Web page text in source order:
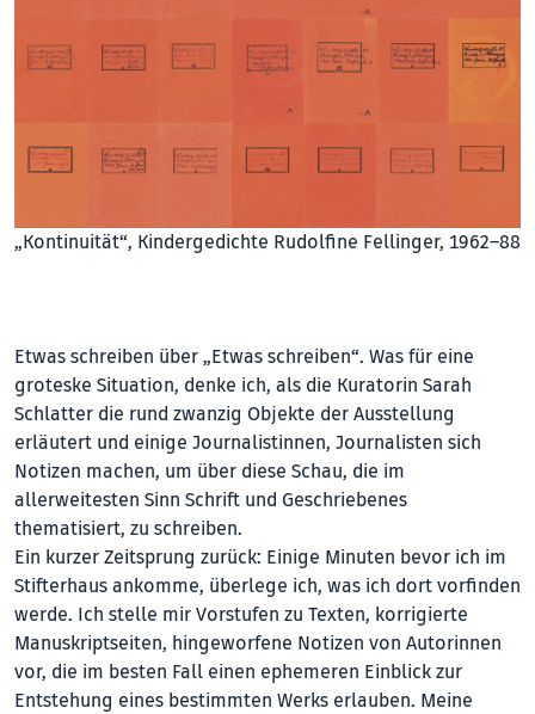
„Kontinuität“, Kindergedichte Rudolfine Fellinger, 1962–88
Etwas schreiben über „Etwas schreiben“. Was für eine
groteske Situation, denke ich, als die Kuratorin Sarah
Schlatter die rund zwanzig Objekte der Ausstellung
erläutert und einige Journalistinnen, Journalisten sich
Notizen machen, um über diese Schau, die im
allerweitesten Sinn Schrift und Geschriebenes
thematisiert, zu schreiben.
Ein kurzer Zeitsprung zurück: Einige Minuten bevor ich im
Stifterhaus ankomme, überlege ich, was ich dort vorfinden
werde. Ich stelle mir Vorstufen zu Texten, korrigierte
Manuskriptseiten, hingeworfene Notizen von Autorinnen
vor, die im besten Fall einen ephemeren Einblick zur
Entstehung eines bestimmten Werks erlauben. Meine